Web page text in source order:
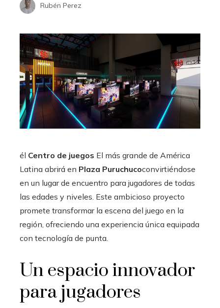
Rubén Perez
él Centro de juegos El más grande de América
Latina abrirá en Plaza Puruchucoconvirtiéndose
en un lugar de encuentro para jugadores de todas
las edades y niveles. Este ambicioso proyecto
promete transformar la escena del juego en la
región, ofreciendo una experiencia única equipada
con tecnología de punta.
Un espacio innovador
para jugadores